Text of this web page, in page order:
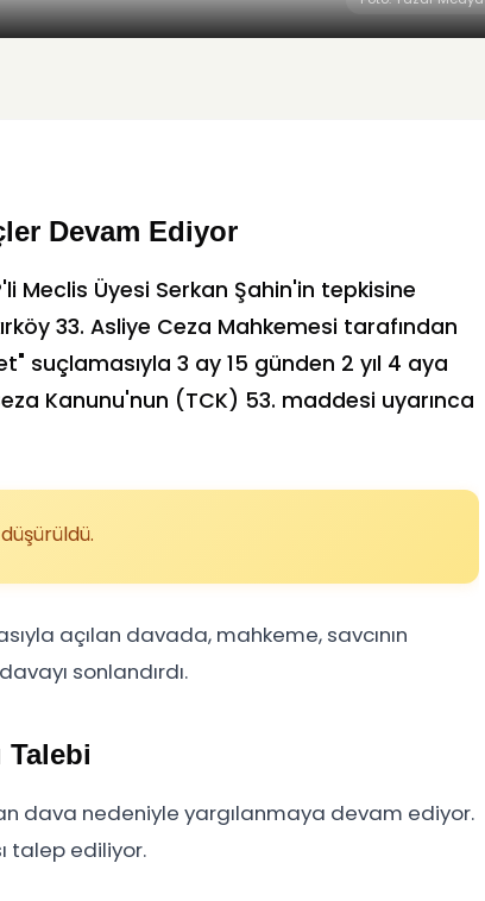
Devam Ediyor
Meclis Üyesi Serkan Şahin'in tepkisine
33. Asliye Ceza Mahkemesi tarafından
suçlamasıyla 3 ay 15 günden 2 yıl 4 aya
Kanunu'nun (TCK) 53. maddesi uyarınca
açılan davada, mahkeme, savcının
sonlandırdı.
Talebi
dava nedeniyle yargılanmaya devam ediyor.
talep ediliyor.